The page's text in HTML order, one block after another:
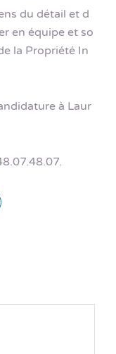
du détail et d
en équipe et so
la Propriété In
à Laur